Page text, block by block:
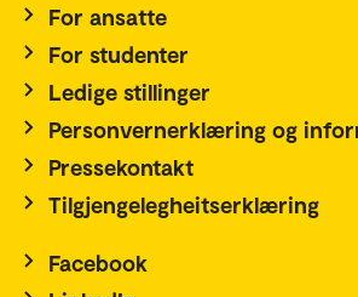
For ansatte
For studenter
Ledige stillinger
Personvernerklæring og
Pressekontakt
Tilgjengelegheitserklæring
Facebook